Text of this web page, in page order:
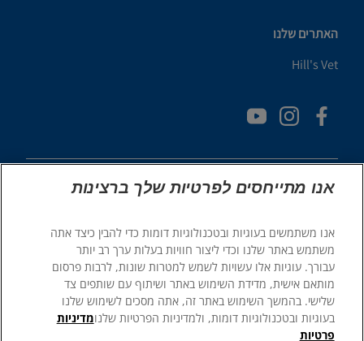
האתרים שלנו
Hill's Vet
© 2025 Hill's Pet Nutrition, Inc.
כֹּל הַזְכוּיוֹת שְׁמוּרוֹת.
כפי שמשתמשים בו כאן, מציין סטטוס של סימן מסחרי רשום בארה"ב
בלבד; סטטוס הרישום באזורים גיאוגרפיים אחרים עשוי להיות שונה.
השימוש שלך באתר זה כפוף לתנאים שלנו.
אנו מתייחסים לפרטיות שלך ברצינות
אנו משתמשים בעוגיות ובטכנולוגיות דומות כדי להבין כיצד אתה
משתמש באתר שלנו וכדי ליצור חוויות בעלות ערך רב יותר
עבורך. עוגיות אלו עשויות לשמש למטרות שונות, לרבות פרסום
מותאם אישית, מדידת השימוש באתר ושיתוף עם שותפים צד
שלישי. בהמשך השימוש באתר זה, אתה מסכים לשימוש שלנו
בעוגיות ובטכנולוגיות דומות, ולמדיניות הפרטיות שלנומדיניות
פרטיות